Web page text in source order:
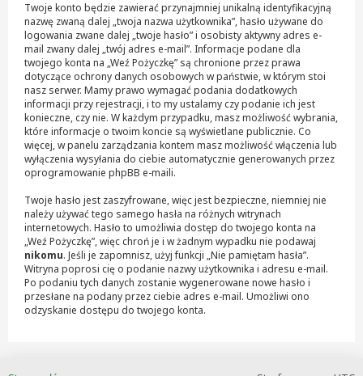
Twoje konto będzie zawierać przynajmniej unikalną identyfikacyjną
nazwę zwaną dalej „twoja nazwa użytkownika”, hasło używane do
logowania zwane dalej „twoje hasło” i osobisty aktywny adres e-
mail zwany dalej „twój adres e-mail”. Informacje podane dla
twojego konta na „Weź Pożyczkę” są chronione przez prawa
dotyczące ochrony danych osobowych w państwie, w którym stoi
nasz serwer. Mamy prawo wymagać podania dodatkowych
informacji przy rejestracji, i to my ustalamy czy podanie ich jest
konieczne, czy nie. W każdym przypadku, masz możliwość wybrania,
które informacje o twoim koncie są wyświetlane publicznie. Co
więcej, w panelu zarządzania kontem masz możliwość włączenia lub
wyłączenia wysyłania do ciebie automatycznie generowanych przez
oprogramowanie phpBB e-maili.
Twoje hasło jest zaszyfrowane, więc jest bezpieczne, niemniej nie
należy używać tego samego hasła na różnych witrynach
internetowych. Hasło to umożliwia dostęp do twojego konta na
„Weź Pożyczkę”, więc chroń je i w żadnym wypadku nie podawaj
nikomu. Jeśli je zapomnisz, użyj funkcji „Nie pamiętam hasła”.
Witryna poprosi cię o podanie nazwy użytkownika i adresu e-mail.
Po podaniu tych danych zostanie wygenerowane nowe hasło i
przesłane na podany przez ciebie adres e-mail. Umożliwi ono
odzyskanie dostępu do twojego konta.